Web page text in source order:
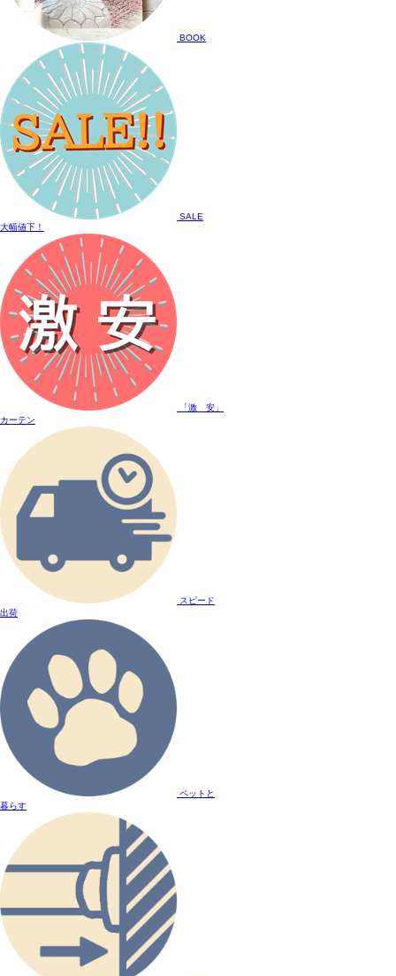
BOOK
SALE
大幅値下！
「激 安」
カーテン
スピード
出荷
ペットと
暮らす